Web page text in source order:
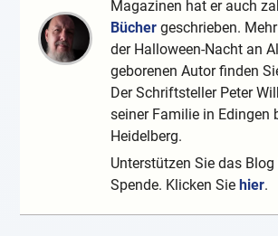
Magazinen hat er auch
Bücher geschrieben.
der Halloween-Nacht an
geborenen Autor finden
Der Schriftsteller Peter
seiner Familie in Edingen
Heidelberg.
Unterstützen Sie das
Spende. Klicken Siehier.